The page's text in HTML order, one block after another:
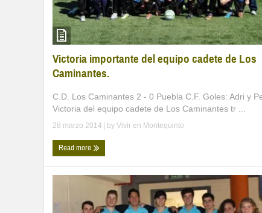
Victoria importante del equipo cadete de Los
Caminantes.
C.D. Los Caminantes 2 - 0 Puebla C.F. Goles: Adri y
Victoria del equipo cadete de Los Caminantes tr ...
28 marzo 2014 | by Vivir en Montequinto
Read more